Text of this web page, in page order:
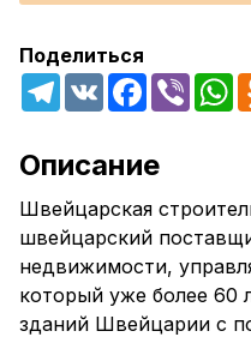
Поделиться
Telegram
VK Facebook
Viber
Описание
Швейцарская
швейцарский
недвижимости,
который уже более 60
зданий Швейцарии с